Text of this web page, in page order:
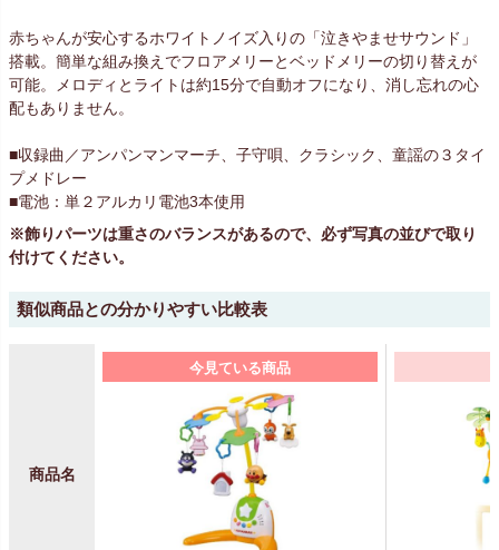
赤ちゃんが安心するホワイトノイズ入りの「泣きやませサウンド」
搭載。簡単な組み換えでフロアメリーとベッドメリーの切り替えが
可能。メロディとライトは約15分で自動オフになり、消し忘れの心
配もありません。
■収録曲／アンパンマンマーチ、子守唄、クラシック、童謡の３タイ
プメドレー
■電池：単２アルカリ電池3本使用
※飾りパーツは重さのバランスがあるので、必ず写真の並びで取り
付けてください。
類似商品との分かりやすい比較表
商品名
今見ている商品